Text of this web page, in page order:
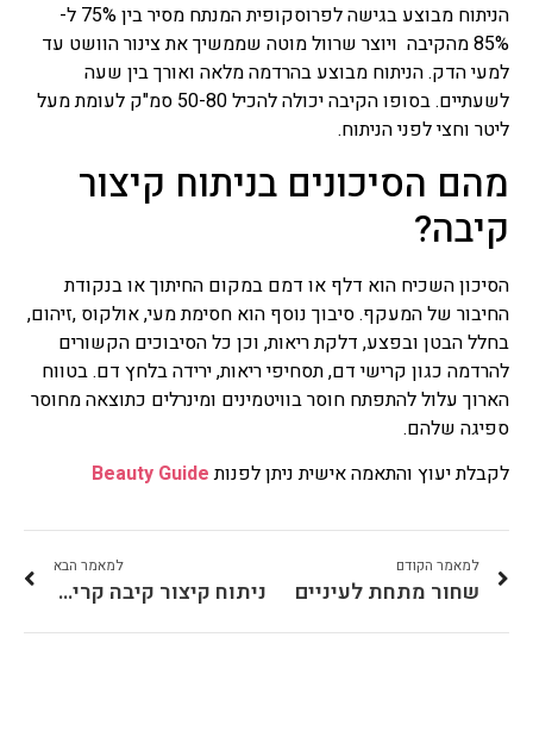
הניתוח מבוצע בגישה לפרוסקופית המנתח מסיר בין 75% ל-
85% מהקיבה ויוצר שרוול מוטה שממשיך את צינור הוושט עד
למעי הדק. הניתוח מבוצע בהרדמה מלאה ואורך בין שעה
לשעתיים. בסופו הקיבה יכולה להכיל 50-80 סמ"ק לעומת מעל
ליטר וחצי לפני הניתוח.
מהם הסיכונים בניתוח קיצור
קיבה?
הסיכון השכיח הוא דלף או דמם במקום החיתוך או בנקודת
החיבור של המעקף. סיבוך נוסף הוא חסימת מעי, אולקוס ,זיהום,
בחלל הבטן ובפצע, דלקת ריאות, וכן כל הסיבוכים הקשורים
להרדמה כגון קרישי דם, תסחיפי ריאות, ירידה בלחץ דם. בטווח
הארוך עלול להתפתח חוסר בוויטמינים ומינרלים כתוצאה מחוסר
ספיגה שלהם.
לקבלת יעוץ והתאמה אישית ניתן לפנותBeauty Guide
למאמר הקודם
שחור מתחת לעיניים
למאמר הבא
ניתוח קיצור קיבה קריטריונים